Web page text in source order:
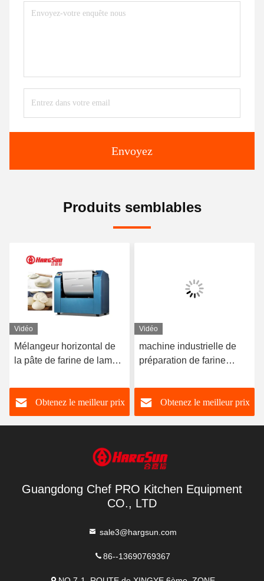
Envoyez
Produits semblables
Vidéo
Mélangeur horizontal de
la pâte de farine de lame
mélangeur capacité de
100 litres pour le petit pain
Obtenez le meilleur prix
Vidéo
machine industrielle de
préparation de farine
malaxage de pizza de
machine de mélangeur de
la pâte 25Qt
Obtenez le meilleur prix
Guangdong Chef PRO Kitchen Equipment
CO., LTD
sale3@hargsun.com
86--13690769367